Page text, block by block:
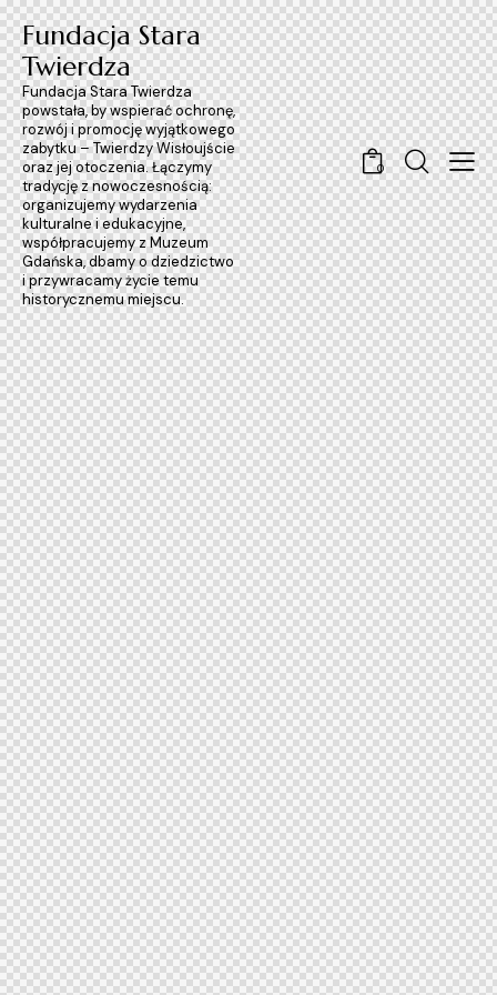
Fundacja Stara
Twierdza
Fundacja Stara Twierdza
powstała, by wspierać ochronę,
rozwój i promocję wyjątkowego
zabytku – Twierdzy Wisłoujście
oraz jej otoczenia. Łączymy
tradycję z nowoczesnością:
organizujemy wydarzenia
kulturalne i edukacyjne,
współpracujemy z Muzeum
Gdańska, dbamy o dziedzictwo
i przywracamy życie temu
historycznemu miejscu.
0